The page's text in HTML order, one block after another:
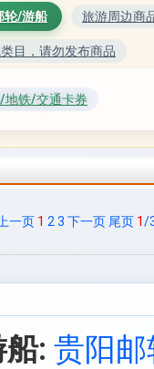
轮/游船 旅游周边商
目，请勿发布商品
地铁/交通卡券
上一页 1 2 3 下一页 尾页 1/
: 贵阳